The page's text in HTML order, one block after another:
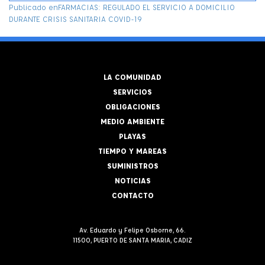
NAVEGACIÓN
DE
Publicado enFARMACIAS: REGULADO EL SERVICIO A DOMICILIO
DURANTE CRISIS SANITARIA COVID-19
LA COMUNIDAD
SERVICIOS
OBLIGACIONES
MEDIO AMBIENTE
PLAYAS
TIEMPO Y MAREAS
SUMINISTROS
NOTICIAS
CONTACTO
Av. Eduardo y Felipe Osborne, 66.
11500, PUERTO DE SANTA MARIA, CADIZ